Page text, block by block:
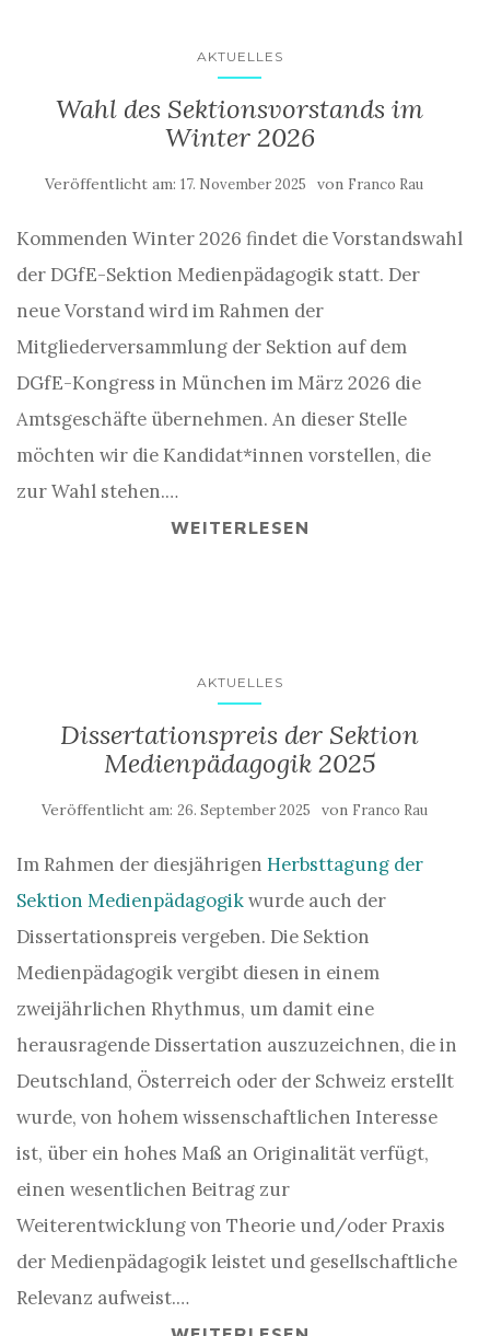
AKTUELLES
Wahl des Sektionsvorstands im
Winter 2026
Veröffentlicht am: 17. November 2025 von Franco Rau
Kommenden Winter 2026 findet die Vorstandswahl
der DGfE-Sektion Medienpädagogik statt. Der
neue Vorstand wird im Rahmen der
Mitgliederversammlung der Sektion auf dem
DGfE-Kongress in München im März 2026 die
Amtsgeschäfte übernehmen. An dieser Stelle
möchten wir die Kandidat*innen vorstellen, die
zur Wahl stehen.…
WEITERLESEN
AKTUELLES
Dissertationspreis der Sektion
Medienpädagogik 2025
Veröffentlicht am: 26. September 2025 von Franco Rau
Im Rahmen der diesjährigen Herbsttagung der
Sektion Medienpädagogikwurde auch der
Dissertationspreis vergeben. Die Sektion
Medienpädagogik vergibt diesen in einem
zweijährlichen Rhythmus, um damit eine
herausragende Dissertation auszuzeichnen, die in
Deutschland, Österreich oder der Schweiz erstellt
wurde, von hohem wissenschaftlichen Interesse
ist, über ein hohes Maß an Originalität verfügt,
einen wesentlichen Beitrag zur
Weiterentwicklung von Theorie und/oder Praxis
der Medienpädagogik leistet und gesellschaftliche
Relevanz aufweist.…